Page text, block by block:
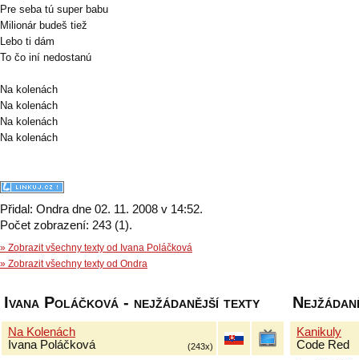
Pre seba tú super babu
Milionár budeš tiež
Lebo ti dám
To čo iní nedostanú
Na kolenách
Na kolenách
Na kolenách
Na kolenách
Přidal: Ondra dne 02. 11. 2008 v 14:52.
Počet zobrazení: 243 (1).
» Zobrazit všechny texty od Ivana Poláčková
» Zobrazit všechny texty od Ondra
Ivana Poláčková - nejžádanější texty
Na Kolenách
Ivana Poláčková
(243x)
Kanikuly
Code Red